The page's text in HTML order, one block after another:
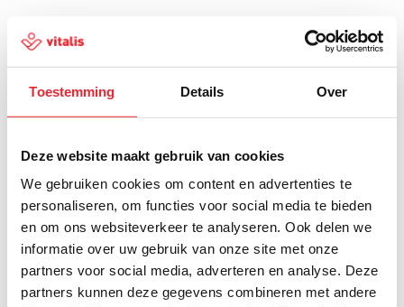
Toestemming Details Over
Deze website maakt gebruik van cookies
We gebruiken cookies om content en advertenties te
personaliseren, om functies voor social media te bieden
en om ons websiteverkeer te analyseren. Ook delen we
informatie over uw gebruik van onze site met onze
partners voor social media, adverteren en analyse. Deze
partners kunnen deze gegevens combineren met andere
500
Er is iets fout gegaan
Probeer het later opnieuw of ga terug naar de